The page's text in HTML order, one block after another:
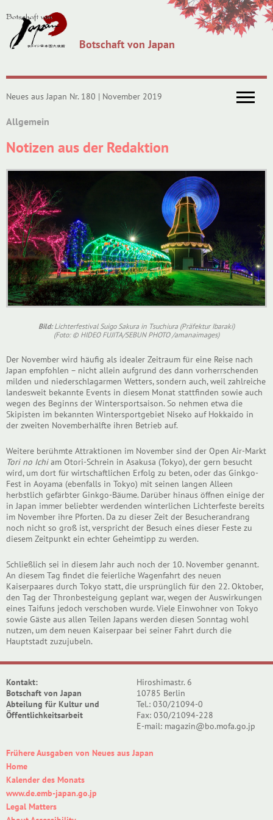
Botschaft von Japan
Neues aus Japan Nr. 180 | November 2019
Allgemein
Notizen aus der Redaktion
Bild:Lichterfestival Suigo Sakura in Tsuchiura (Präfektur Ibaraki)
(Foto: © HIDEO FUJITA/SEBUN PHOTO /amanaimages)
Der November wird häufig als idealer Zeitraum für eine Reise nach
Japan empfohlen – nicht allein aufgrund des dann vorherrschenden
milden und niederschlagarmen Wetters, sondern auch, weil zahlreiche
landesweit bekannte Events in diesem Monat stattfinden sowie auch
wegen des Beginns der Wintersportsaison. So nehmen etwa die
Skipisten im bekannten Wintersportgebiet Niseko auf Hokkaido in
der zweiten Novemberhälfte ihren Betrieb auf.
Weitere berühmte Attraktionen im November sind der Open Air-Markt
Tori no Ichiam Otori-Schrein in Asakusa (Tokyo), der gern besucht
wird, um dort für wirtschaftlichen Erfolg zu beten, oder das Ginkgo-
Fest in Aoyama (ebenfalls in Tokyo) mit seinen langen Alleen
herbstlich gefärbter Ginkgo-Bäume. Darüber hinaus öffnen einige der
in Japan immer beliebter werdenden winterlichen Lichterfeste bereits
im November ihre Pforten. Da zu dieser Zeit der Besucherandrang
noch nicht so groß ist, verspricht der Besuch eines dieser Feste zu
diesem Zeitpunkt ein echter Geheimtipp zu werden.
Schließlich sei in diesem Jahr auch noch der 10. November genannt.
An diesem Tag findet die feierliche Wagenfahrt des neuen
Kaiserpaares durch Tokyo statt, die ursprünglich für den 22. Oktober,
den Tag der Thronbesteigung geplant war, wegen der Auswirkungen
eines Taifuns jedoch verschoben wurde. Viele Einwohner von Tokyo
sowie Gäste aus allen Teilen Japans werden diesen Sonntag wohl
nutzen, um dem neuen Kaiserpaar bei seiner Fahrt durch die
Hauptstadt zuzujubeln.
Kontakt:
Botschaft von Japan
Abteilung für Kultur und
Öffentlichkeitsarbeit
Hiroshimastr. 6
10785 Berlin
Tel.: 030/21094-0
Fax: 030/21094-228
E-mail: magazin@bo.mofa.go.jp
Frühere Ausgaben von Neues aus Japan
Home
Kalender des Monats
www.de.emb-japan.go.jp
Legal Matters